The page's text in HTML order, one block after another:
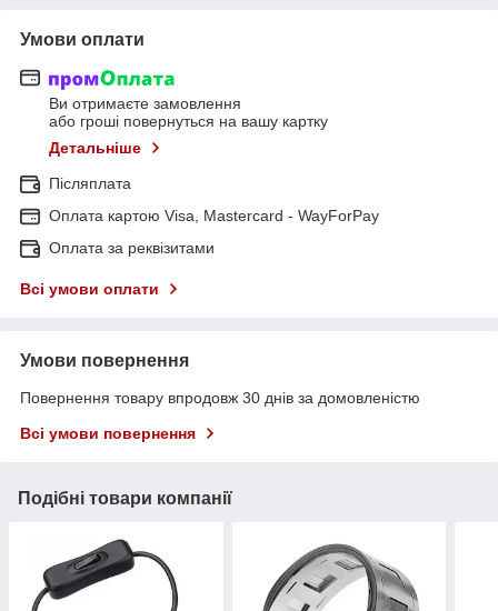
Умови оплати
Ви отримаєте замовлення
або гроші повернуться на вашу картку
Детальніше
Післяплата
Оплата картою Visa, Mastercard - WayForPay
Оплата за реквізитами
Всі умови оплати
Умови повернення
Повернення товару впродовж 30 днів за домовленістю
Всі умови повернення
Подібні товари компанії